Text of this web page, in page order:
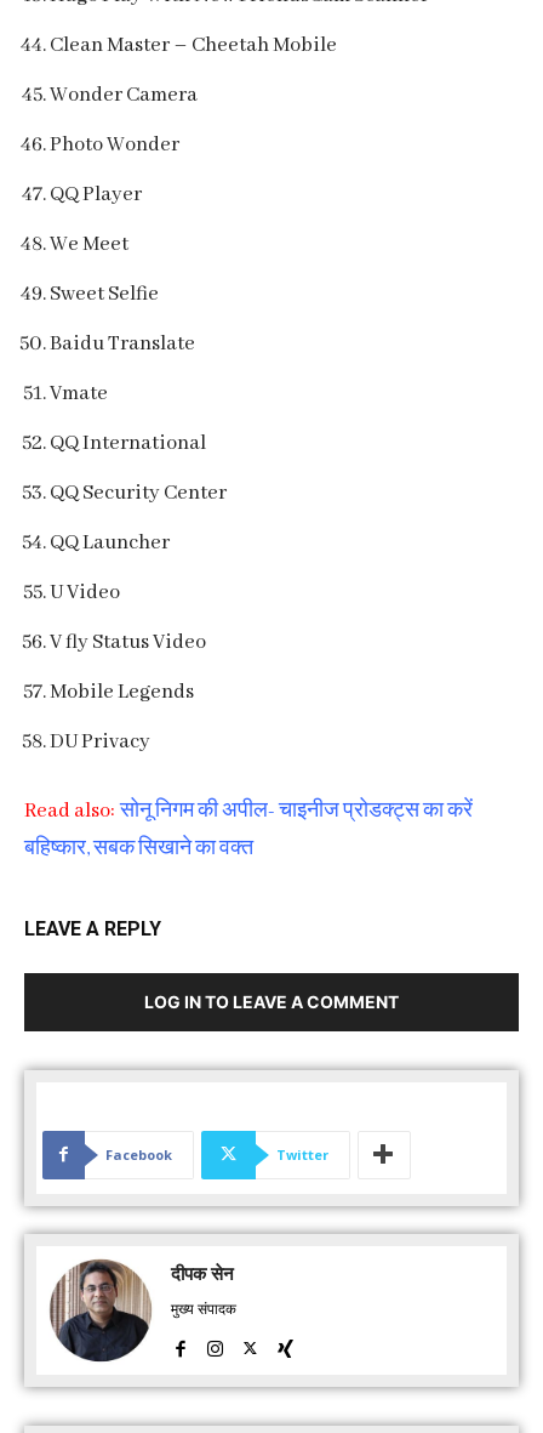
Clean Master – Cheetah Mobile
Wonder Camera
Photo Wonder
QQ Player
We Meet
Sweet Selfie
Baidu Translate
Vmate
QQ International
QQ Security Center
QQ Launcher
U Video
V fly Status Video
Mobile Legends
DU Privacy
Read also:सोनू निगम की अपील- चाइनीज प्रोडक्ट्स का करें
बहिष्कार, सबक सिखाने का वक्त
LEAVE A REPLY
LOG IN TO LEAVE A COMMENT
Facebook Twitter
दीपक सेन
मुख्य संपादक